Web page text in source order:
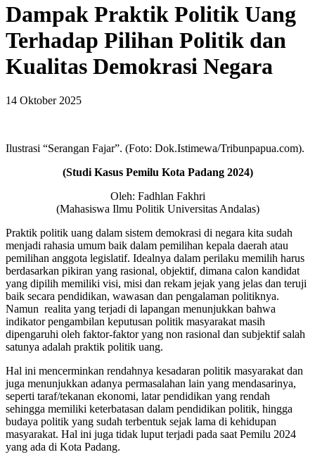
Dampak Praktik Politik Uang
Terhadap Pilihan Politik dan
Kualitas Demokrasi Negara
14 Oktober 2025
Ilustrasi “Serangan Fajar”. (Foto: Dok.Istimewa/Tribunpapua.com).
(Studi Kasus Pemilu Kota Padang 2024)
Oleh: Fadhlan Fakhri
(Mahasiswa Ilmu Politik Universitas Andalas)
Praktik politik uang dalam sistem demokrasi di negara kita sudah
menjadi rahasia umum baik dalam pemilihan kepala daerah atau
pemilihan anggota legislatif. Idealnya dalam perilaku memilih harus
berdasarkan pikiran yang rasional, objektif, dimana calon kandidat
yang dipilih memiliki visi, misi dan rekam jejak yang jelas dan teruji
baik secara pendidikan, wawasan dan pengalaman politiknya.
Namun realita yang terjadi di lapangan menunjukkan bahwa
indikator pengambilan keputusan politik masyarakat masih
dipengaruhi oleh faktor-faktor yang non rasional dan subjektif salah
satunya adalah praktik politik uang.
Hal ini mencerminkan rendahnya kesadaran politik masyarakat dan
juga menunjukkan adanya permasalahan lain yang mendasarinya,
seperti taraf/tekanan ekonomi, latar pendidikan yang rendah
sehingga memiliki keterbatasan dalam pendidikan politik, hingga
budaya politik yang sudah terbentuk sejak lama di kehidupan
masyarakat. Hal ini juga tidak luput terjadi pada saat Pemilu 2024
yang ada di Kota Padang.